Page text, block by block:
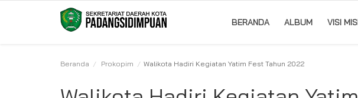
BERANDA ALBUM VISI
Beranda Prokopim Walikota Hadiri Kegiatan Yatim Fest Tahun 2022